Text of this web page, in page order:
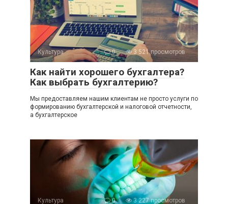
Культура 0 3 521 просмотров
Как найти хорошего бухгалтера?
Как выбрать бухгалтерию?
Мы предоставляем нашим клиентам не просто услуги по
формированию бухгалтерской и налоговой отчетности,
а бухгалтерское
Культура 0 3 227 просмотров